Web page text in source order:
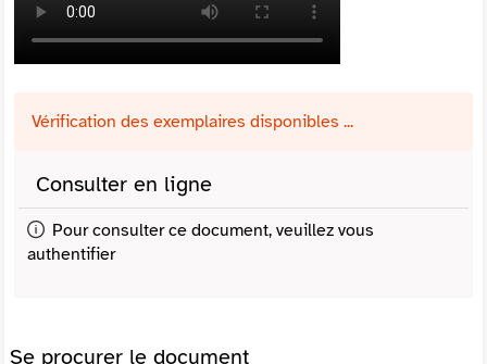
Vérification des exemplaires disponibles ...
Consulter en ligne
Pour consulter ce document, veuillez vous
authentifier
Se procurer le document